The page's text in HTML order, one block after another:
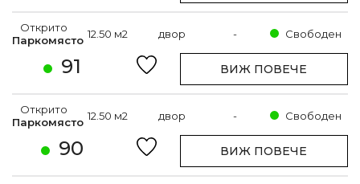
91
Открито
Паркомясто 12.50 м2 двор - Свободен
ВИЖ ПОВЕЧЕ
90
Открито
Паркомясто 12.50 м2 двор - Свободен
ВИЖ ПОВЕЧЕ